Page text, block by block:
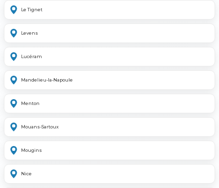
Le Tignet
Levens
Lucéram
Mandelieu-la-Napoule
Menton
Mouans-Sartoux
Mougins
Nice